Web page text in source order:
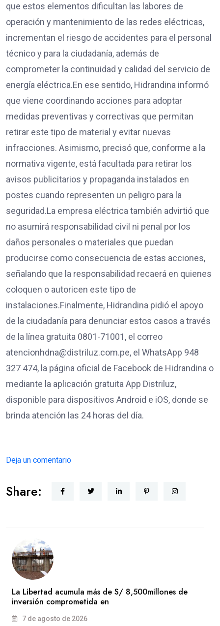
que estos elementos dificultan las labores de
operación y mantenimiento de las redes eléctricas,
incrementan el riesgo de accidentes para el personal
técnico y para la ciudadanía, además de
comprometer la continuidad y calidad del servicio de
energía eléctrica.En ese sentido, Hidrandina informó
que viene coordinando acciones para adoptar
medidas preventivas y correctivas que permitan
retirar este tipo de material y evitar nuevas
infracciones. Asimismo, precisó que, conforme a la
normativa vigente, está facultada para retirar los
avisos publicitarios y propaganda instalados en
postes cuando representen un peligro para la
seguridad.La empresa eléctrica también advirtió que
no asumirá responsabilidad civil ni penal por los
daños personales o materiales que puedan
producirse como consecuencia de estas acciones,
señalando que la responsabilidad recaerá en quienes
coloquen o autoricen este tipo de
instalaciones.Finalmente, Hidrandina pidió el apoyo
de la ciudadanía para denunciar estos casos a través
de la línea gratuita 0801-71001, el correo
atencionhdna@distriluz.com.pe, el WhatsApp 948
327 474, la página oficial de Facebook de Hidrandina o
mediante la aplicación gratuita App Distriluz,
disponible para dispositivos Android e iOS, donde se
brinda atención las 24 horas del día.
Deja un comentario
Share:
La Libertad acumula más de S/ 8,500millones de
inversión comprometida en
7 de agosto de 2026